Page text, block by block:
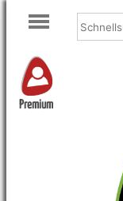
Premium